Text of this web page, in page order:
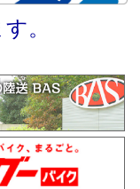
。